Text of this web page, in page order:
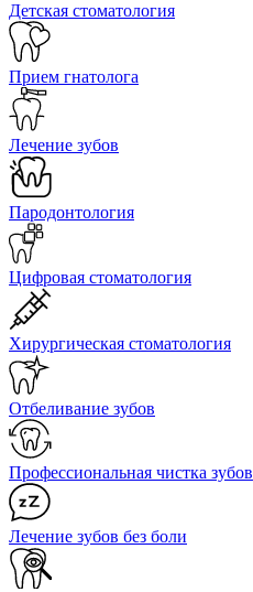
Детская стоматология
Прием гнатолога
Лечение зубов
Пародонтология
Цифровая стоматология
Хирургическая стоматология
Отбеливание зубов
Профессиональная чистка зубов
Лечение зубов без боли